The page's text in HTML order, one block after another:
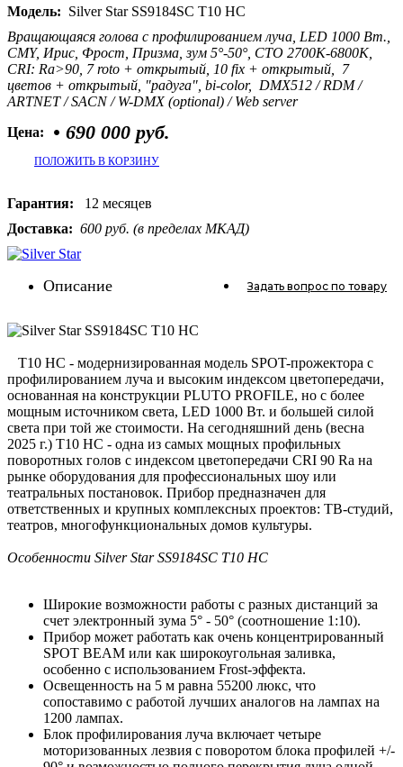
Модель: Silver Star SS9184SC T10 HC
Вращающаяся голова с профилированием луча, LED 1000 Вт.,
CMY, Ирис, Фрост, Призма, зум 5°-50°, CTO 2700K-6800K,
CRI: Ra>90, 7 roto + открытый, 10 fix + открытый, 7
цветов + открытый, "радуга", bi-color, DMX512 / RDM /
ARTNET / SACN / W-DMX (optional) / Web server
Цена:
• 690 000 руб.
ПОЛОЖИТЬ В КОРЗИНУ
Гарантия: 12 месяцев
Доставка: 600 руб. (в пределах МКАД)
Описание Задать вопрос по товару
T10 HC - модернизированная модель SPOT-прожектора с
профилированием луча и высоким индексом цветопередачи,
основанная на конструкции PLUTO PROFILE, но с более
мощным источником света, LED 1000 Вт. и большей силой
света при той же стоимости. На сегодняшний день (весна
2025 г.) T10 HC - одна из самых мощных профильных
поворотных голов с индексом цветопередачи CRI 90 Ra на
рынке оборудования для профессиональных шоу или
театральных постановок. Прибор предназначен для
ответственных и крупных комплексных проектов: ТВ-студий,
театров, многофункциональных домов культуры.
Особенности Silver Star SS9184SC T10 HC
Широкие возможности работы с разных дистанций за
счет электронный зума 5° - 50° (соотношение 1:10).
Прибор может работать как очень концентрированный
SPOT BEAM или как широкоугольная заливка,
особенно с использованием Frost-эффекта.
Освещенность на 5 м равна 55200 люкс, что
сопоставимо с работой лучших аналогов на лампах на
1200 лампах.
Блок профилирования луча включает четыре
моторизованных лезвия с поворотом блока профилей +/-